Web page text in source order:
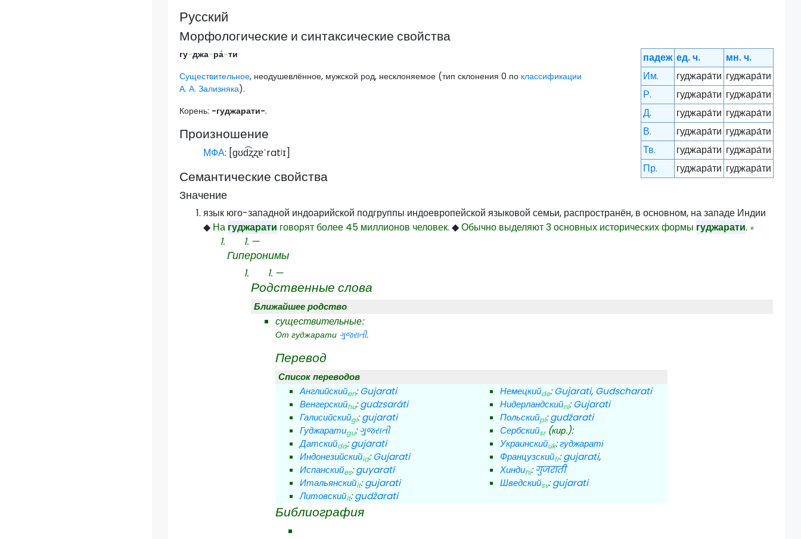
Русский
Морфологические и синтаксические свойства
падеж ед. ч.
мн. ч.
Им.
гуджара́ти гуджара́ти
Р.
гуджара́ти гуджара́ти
Д.
гуджара́ти гуджара́ти
В.
гуджара́ти гуджара́ти
Тв.
гуджара́ти гуджара́ти
Пр.
гуджара́ти гуджара́ти
гу-джа-ра́-ти
Существительное, неодушевлённое, мужской род, несклоняемое (тип склонения 0 по классификации
А. А. Зализняка).
Корень: -гуджарати-.
Произношение
МФА: [ɡʊd͡ʐʐɐˈratʲɪ]
Семантические свойства
Значение
язык юго-западной индоарийской подгруппы индоевропейской языковой семьи, распространён, в основном, на западе Индии
◆ На гуджарати говорят более 45 миллионов человек.◆Обычно выделяют 3 основных исторических формы гуджарати. «
—
Гиперонимы
—
Родственные слова
Ближайшее родство
существительные:
Отгуджарати ગુજરાતી.
Перевод
Список переводов
Английскийen:Gujarati
Венгерскийhu:gudzsaráti
Галисийскийgl:gujarati
Гуджаратиgu:ગુજરાતી
Датскийda:gujarati
Индонезийскийid:Gujarati
Испанскийes:guyaratí
Итальянскийit:gujarati
Литовскийlt:gudžarati
Немецкийde:Gujarati, Gudscharati
Нидерландскийnl:Gujarati
Польскийpl:gudźarati
Сербскийsr(кир.):
Украинскийuk:гуджараті
Французскийfr:gujarati,
Хиндиhi:गुजराती
Шведскийsv:gujarati
Библиография